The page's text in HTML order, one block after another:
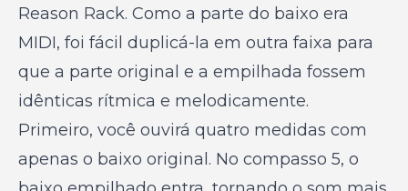
Reason Rack. Como a parte do baixo era
MIDI, foi fácil duplicá-la em outra faixa para
que a parte original e a empilhada fossem
idênticas rítmica e melodicamente.
Primeiro, você ouvirá quatro medidas com
apenas o baixo original. No compasso 5, o